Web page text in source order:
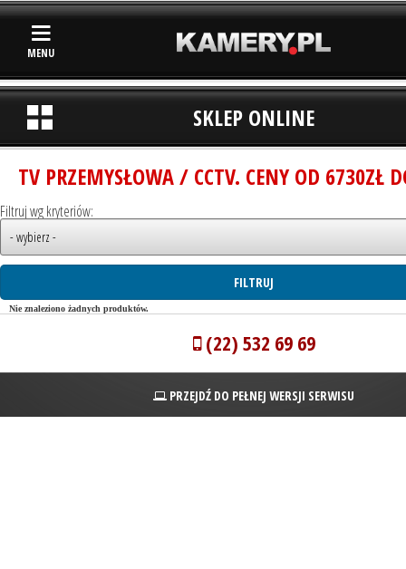
MENU
SKLEP ONLINE
TV PRZEMYSŁOWA / CCTV. CENY OD 6730ZŁ
Filtruj wg kryteriów:
Nie znaleziono żadnych produktów.
(22) 532 69 69
PRZEJDŹ DO PEŁNEJ WERSJI SERWISU